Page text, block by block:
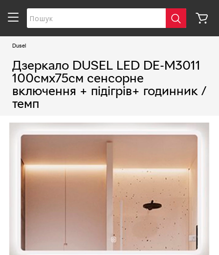
Dusel
Дзеркало DUSEL LED DE-M3011
100смх75см сенсорне
включення + підігрів+ годинник /
темп